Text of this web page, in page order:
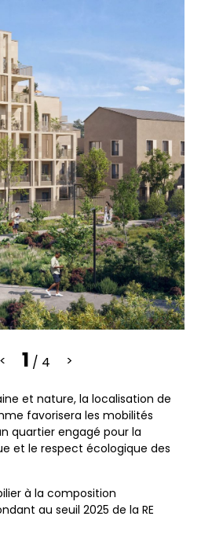
< 1 / 4 >
et nature, la localisation de
favorisera les mobilités
quartier engagé pour la
et le respect écologique des
à la composition
au seuil 2025 de la RE